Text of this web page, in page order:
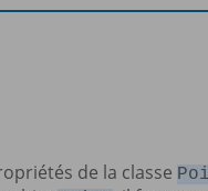
de la classe